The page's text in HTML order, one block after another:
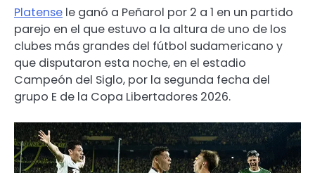
Platense le ganó a Peñarol por 2 a 1 en un partido
parejo en el que estuvo a la altura de uno de los
clubes más grandes del fútbol sudamericano y
que disputaron esta noche, en el estadio
Campeón del Siglo, por la segunda fecha del
grupo E de la Copa Libertadores 2026.